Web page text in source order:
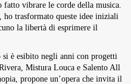
vibrare le corde della musica.
trasformato queste idee iniziali
la libertà di esprimere il
è esibito negli anni con progetti
Mistura Louca e Salento All
propone un’opera che invita il